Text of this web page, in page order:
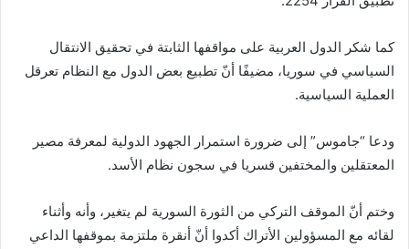
كما شكر الدول العربية على مواقفها الثابتة في تحقيق الانتقال
السياسي في سوريا، مضيفًا أنّ تطبيع بعض الدول مع النظام تعرقل
العملية السياسية.
ودعا “جاموس” إلى ضرورة استمرار الجهود الدولية لمعرفة مصير
المعتقلين والمختفين قسريا في سجون نظام الأسد.
وختم أنّ الموقف التركي من الثورة السورية لم يتغير، وأنه وأثناء
لقائه مع المسؤولين الأتراك أكدوا أنّ أنقرة ملتزمة بموقفها الداعي